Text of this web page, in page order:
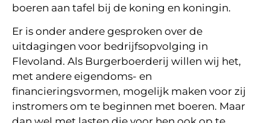
boeren aan tafel bij de koning en koningin.
Er is onder andere gesproken over de
uitdagingen voor bedrijfsopvolging in
Flevoland. Als Burgerboerderij willen wij het,
met andere eigendoms- en
financieringsvormen, mogelijk maken voor zij
instromers om te beginnen met boeren. Maar